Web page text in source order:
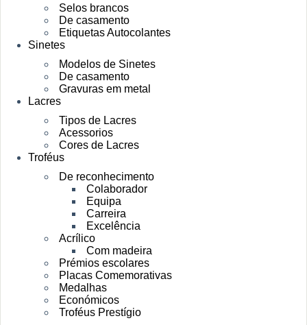
Selos brancos
De casamento
Etiquetas Autocolantes
Sinetes
Modelos de Sinetes
De casamento
Gravuras em metal
Lacres
Tipos de Lacres
Acessorios
Cores de Lacres
Troféus
De reconhecimento
Colaborador
Equipa
Carreira
Excelência
Acrílico
Com madeira
Prémios escolares
Placas Comemorativas
Medalhas
Económicos
Troféus Prestígio